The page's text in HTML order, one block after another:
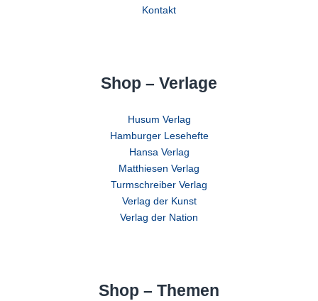
Kontakt
Shop – Verlage
Husum Verlag
Hamburger Lesehefte
Hansa Verlag
Matthiesen Verlag
Turmschreiber Verlag
Verlag der Kunst
Verlag der Nation
Shop – Themen